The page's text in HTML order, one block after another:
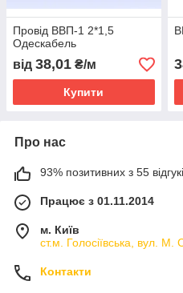
Провід ВВП-1 2*1,5
Одескабель
від 38,01 ₴/м
Купити
Про нас
93% позитивних з 55
Працює з 01.11.2014
м. Київ
ст.м. Голосіївська, вул. М.
Контакти